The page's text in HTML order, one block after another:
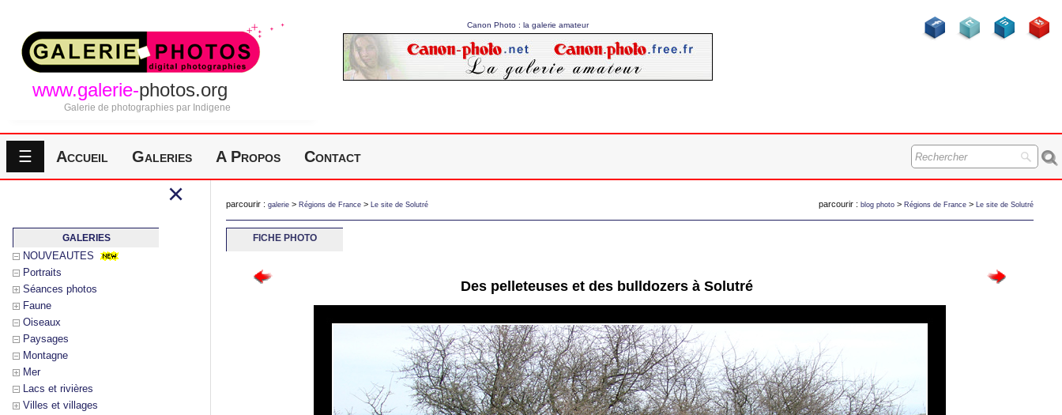
www.galerie-photos.org
Galerie de photographies par Indigene
Canon Photo : la galerie amateur
☰ Accueil Galeries A Propos Contact
×
GALERIES
NOUVEAUTES
Portraits
Séances photos
Faune
Oiseaux
Paysages
Montagne
Mer
Lacs et rivières
Villes et villages
parcourir : galerie > Régions de France > Le site de Solutré parcourir : blog photo > Régions de France > Le site de Solutré
FICHE PHOTO
Des pelleteuses et des bulldozers à Solutré